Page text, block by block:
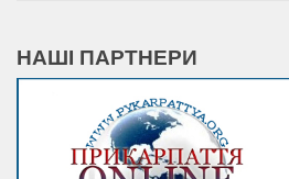
НАШІ ПАРТНЕРИ